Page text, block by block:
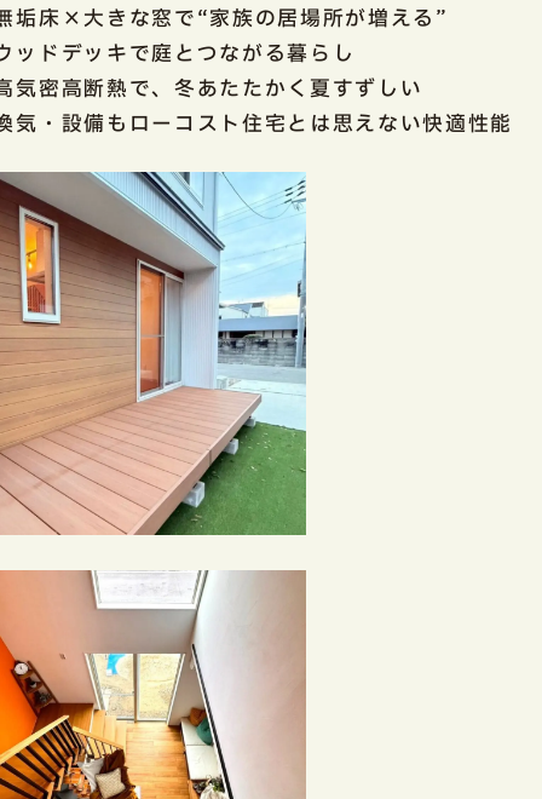
垢床×大きな窓で“家族の居場所が増える”
ッドデッキで庭とつながる暮らし
気密高断熱で、冬あたたかく夏すずしい
気・設備もローコスト住宅とは思えない快適性能